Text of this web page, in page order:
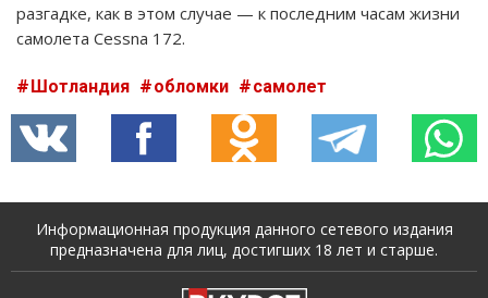
разгадке, как в этом случае — к последним часам жизни
самолета Cessna 172.
Шотландия обломки самолет
Информационная продукция данного сетевого издания
предназначена для лиц, достигших 18 лет и старше.